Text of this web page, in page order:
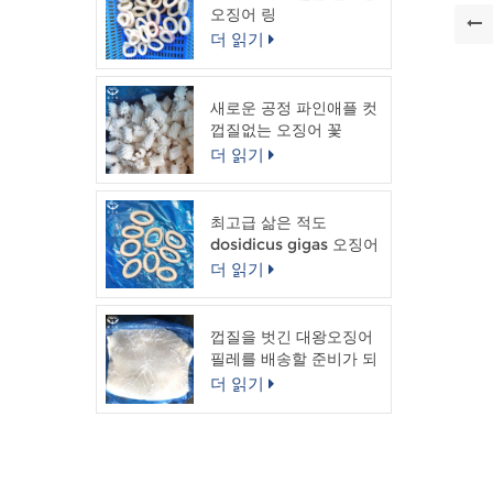
오징어 링
더 읽기
새로운 공정 파인애플 컷
껍질없는 오징어 꽃
더 읽기
최고급 삶은 적도
dosidicus gigas 오징어
링
더 읽기
껍질을 벗긴 대왕오징어
필레를 배송할 준비가 되
었습니다.
더 읽기
매